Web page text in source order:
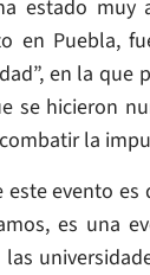
estado muy
en Puebla,
en la que
se hicieron
la
este evento
es una